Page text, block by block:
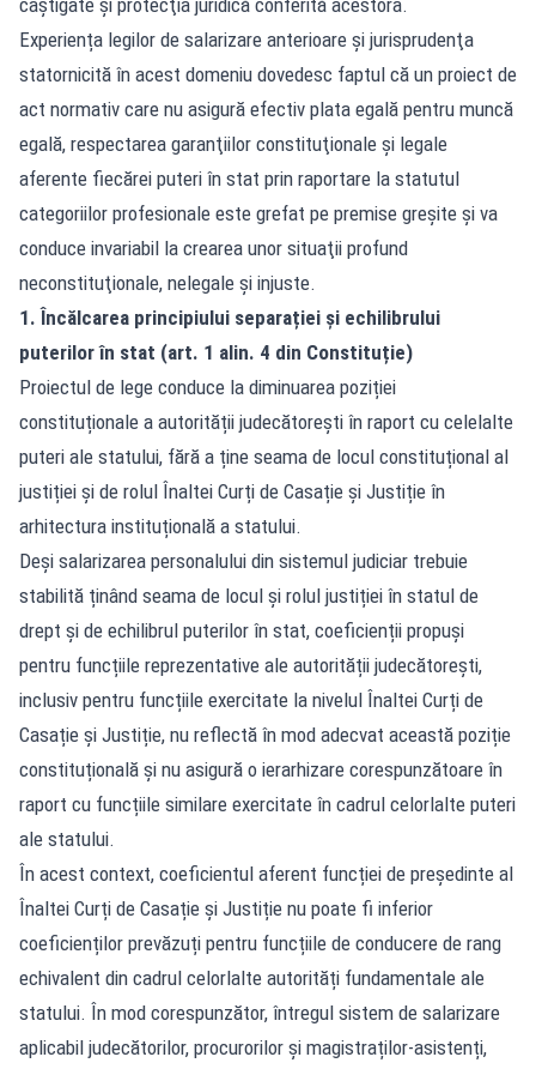
Experiența legilor de salarizare anterioare și jurisprudenţa
statornicită în acest domeniu dovedesc faptul că un proiect de
act normativ care nu asigură efectiv plata egală pentru muncă
egală, respectarea garanţiilor constituţionale și legale
aferente fiecărei puteri în stat prin raportare la statutul
categoriilor profesionale este grefat pe premise greşite și va
conduce invariabil la crearea unor situaţii profund
neconstituţionale, nelegale și injuste.
1. Încălcarea principiului separației și echilibrului
puterilor în stat (art. 1 alin. 4 din Constituție)
Proiectul de lege conduce la diminuarea poziției
constituționale a autorității judecătorești în raport cu celelalte
puteri ale statului, fără a ține seama de locul constituțional al
justiției și de rolul Înaltei Curți de Casație și Justiție în
arhitectura instituțională a statului.
Deși salarizarea personalului din sistemul judiciar trebuie
stabilită ținând seama de locul și rolul justiției în statul de
drept și de echilibrul puterilor în stat, coeficienții propuși
pentru funcțiile reprezentative ale autorității judecătorești,
inclusiv pentru funcțiile exercitate la nivelul Înaltei Curți de
Casație și Justiție, nu reflectă în mod adecvat această poziție
constituțională și nu asigură o ierarhizare corespunzătoare în
raport cu funcțiile similare exercitate în cadrul celorlalte puteri
ale statului.
În acest context, coeficientul aferent funcției de președinte al
Înaltei Curți de Casație și Justiție nu poate fi inferior
coeficienților prevăzuți pentru funcțiile de conducere de rang
echivalent din cadrul celorlalte autorități fundamentale ale
statului. În mod corespunzător, întregul sistem de salarizare
aplicabil judecătorilor, procurorilor și magistraților-asistenți,